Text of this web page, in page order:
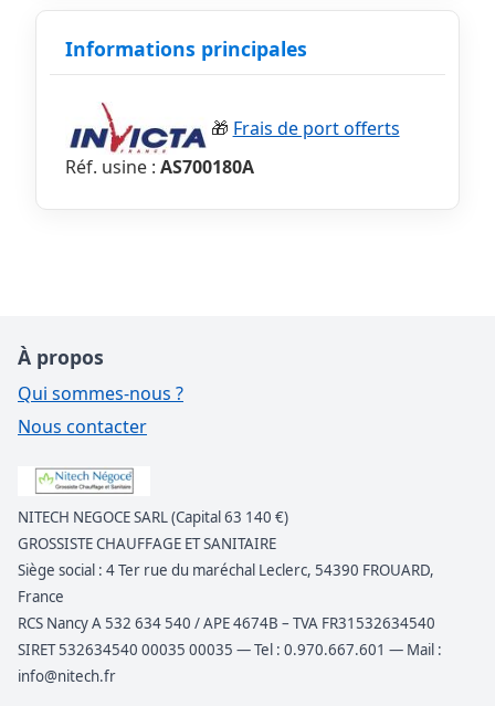
Informations principales
🎁 Frais de port offerts
Réf. usine : AS700180A
À propos
Qui sommes-nous ?
Nous contacter
NITECH NEGOCE SARL (Capital 63 140 €)
GROSSISTE CHAUFFAGE ET SANITAIRE
Siège social : 4 Ter rue du maréchal Leclerc, 54390 FROUARD,
France
RCS Nancy A 532 634 540 / APE 4674B – TVA FR31532634540
SIRET 532634540 00035 00035 — Tel : 0.970.667.601 — Mail :
info@nitech.fr